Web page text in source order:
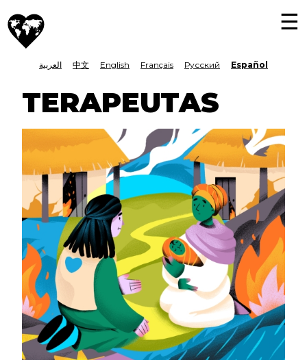
principal
Día
Mundial
Humanitaria
LANGUAGE
SWITCHER
العربية 中文 English Français Русский Español
TERAPEUTAS